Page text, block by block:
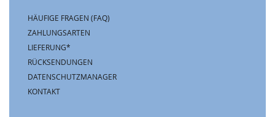
HÄUFIGE FRAGEN (FAQ)
ZAHLUNGSARTEN
LIEFERUNG*
RÜCKSENDUNGEN
DATENSCHUTZMANAGER
KONTAKT